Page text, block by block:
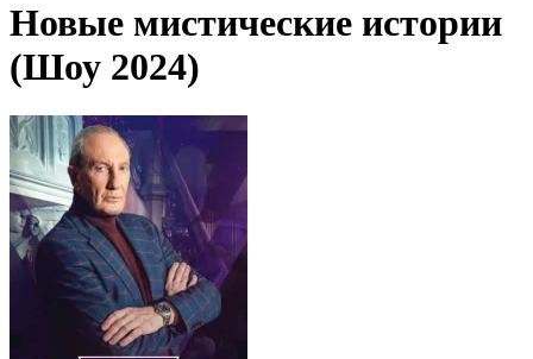
Новые мистические истории
(Шоу 2024)